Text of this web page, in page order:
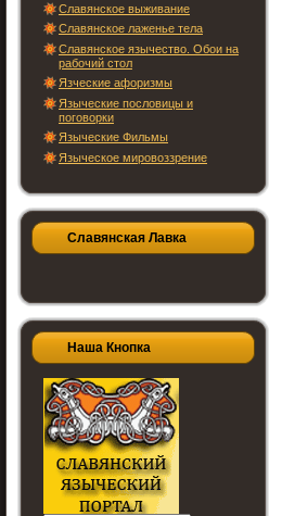
Славянское выживание
Славянское лаженье тела
Славянское язычество. Обои на
рабочий стол
Язческие афоризмы
Языческие пословицы и
поговорки
Языческие Фильмы
Языческое мировоззрение
Славянская Лавка
Наша Кнопка